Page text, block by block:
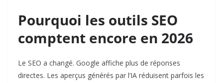
Pourquoi les outils SEO
comptent encore en 2026
Le SEO a changé. Google affiche plus de réponses
directes. Les aperçus générés par l’IA réduisent parfois les